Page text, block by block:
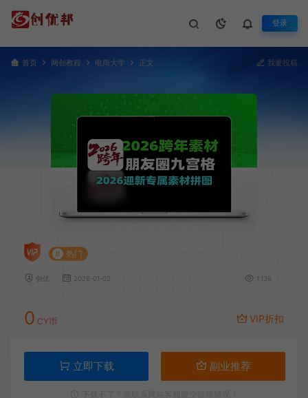
登录
首页 网创教程 电商大学 正文 我要投稿
# 热门
创优 2026-01-02 1,136
0 CY币 VIP折扣
立即下载 副业推荐